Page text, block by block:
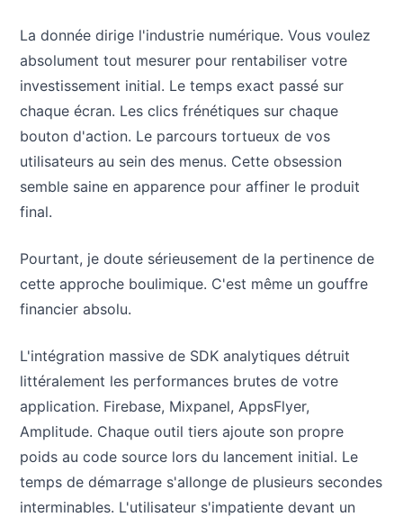
La donnée dirige l'industrie numérique. Vous voulez
absolument tout mesurer pour rentabiliser votre
investissement initial. Le temps exact passé sur
chaque écran. Les clics frénétiques sur chaque
bouton d'action. Le parcours tortueux de vos
utilisateurs au sein des menus. Cette obsession
semble saine en apparence pour affiner le produit
final.
Pourtant, je doute sérieusement de la pertinence de
cette approche boulimique. C'est même un gouffre
financier absolu.
L'intégration massive de SDK analytiques détruit
littéralement les performances brutes de votre
application. Firebase, Mixpanel, AppsFlyer,
Amplitude. Chaque outil tiers ajoute son propre
poids au code source lors du lancement initial. Le
temps de démarrage s'allonge de plusieurs secondes
interminables. L'utilisateur s'impatiente devant un